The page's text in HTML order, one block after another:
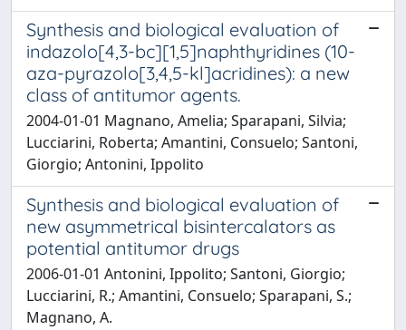
Synthesis and biological evaluation of
indazolo[4,3-bc][1,5]naphthyridines (10-
aza-pyrazolo[3,4,5-kl]acridines): a new
class of antitumor agents.
2004-01-01 Magnano, Amelia; Sparapani, Silvia;
Lucciarini, Roberta; Amantini, Consuelo; Santoni,
Giorgio; Antonini, Ippolito
Synthesis and biological evaluation of
new asymmetrical bisintercalators as
potential antitumor drugs
2006-01-01 Antonini, Ippolito; Santoni, Giorgio;
Lucciarini, R.; Amantini, Consuelo; Sparapani, S.;
Magnano, A.